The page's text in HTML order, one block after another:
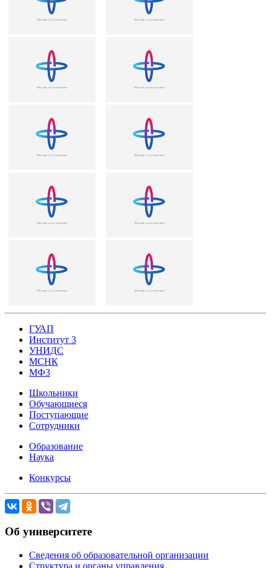
ГУАП
Институт 3
УНИДС
МСНК
МФ3
Школьники
Обучающиеся
Поступающие
Сотрудники
Образование
Наука
Конкурсы
Об университете
Сведения об образовательной организации
Структура и органы управления